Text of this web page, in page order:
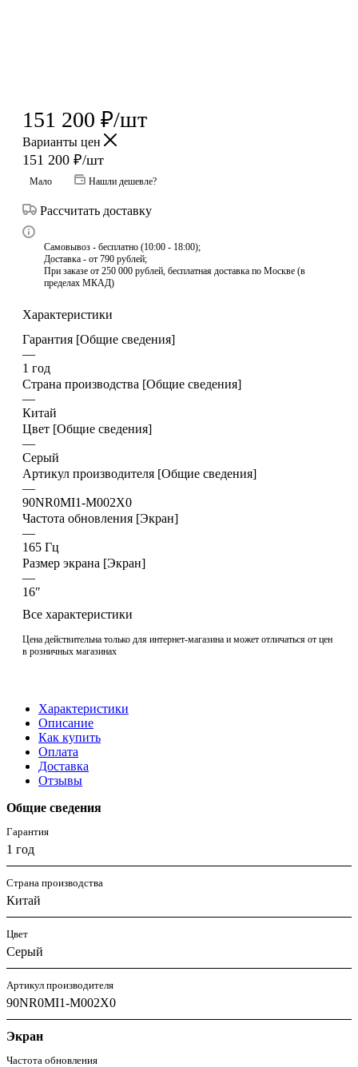
151 200 ₽/шт
Варианты цен
151 200 ₽/шт
Мало Нашли дешевле?
Рассчитать доставку
Самовывоз - бесплатно (10:00 - 18:00);
Доставка - от 790 рублей;
При заказе от 250 000 рублей, бесплатная доставка по Москве (в
пределах МКАД)
Характеристики
Гарантия [Общие сведения]
—
1 год
Страна производства [Общие сведения]
—
Китай
Цвет [Общие сведения]
—
Серый
Артикул производителя [Общие сведения]
—
90NR0MI1-M002X0
Частота обновления [Экран]
—
165 Гц
Размер экрана [Экран]
—
16″
Все характеристики
Цена действительна только для интернет-магазина и может отличаться от цен
в розничных магазинах
Характеристики
Описание
Как купить
Оплата
Доставка
Отзывы
Общие сведения
Гарантия
1 год
Страна производства
Китай
Цвет
Серый
Артикул производителя
90NR0MI1-M002X0
Экран
Частота обновления